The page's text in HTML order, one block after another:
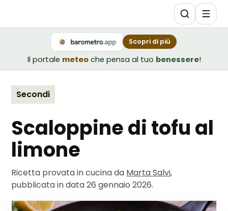
Il portale meteo che pensa al tuo benessere!
Scopri di più
Secondi
Scaloppine di tofu al
limone
Ricetta provata in cucina da Marta Salvi,
pubblicata in data26 gennaio 2026.